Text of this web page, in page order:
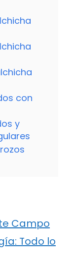
con
y
Campo
Todo lo